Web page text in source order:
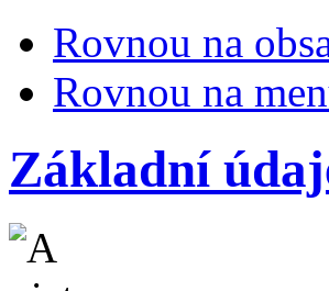
Rovnou na
Rovnou na
Základní